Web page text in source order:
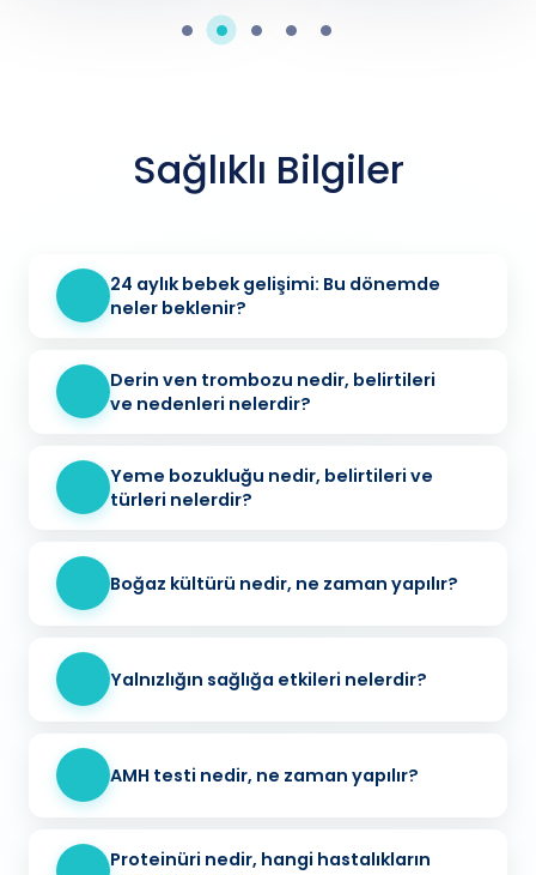
Sağlıklı Bilgiler
24 aylık bebek gelişimi: Bu dönemde
neler beklenir?
Derin ven trombozu nedir, belirtileri
ve nedenleri nelerdir?
Yeme bozukluğu nedir, belirtileri ve
türleri nelerdir?
Boğaz kültürü nedir, ne zaman yapılır?
Yalnızlığın sağlığa etkileri nelerdir?
AMH testi nedir, ne zaman yapılır?
Proteinüri nedir, hangi hastalıkların